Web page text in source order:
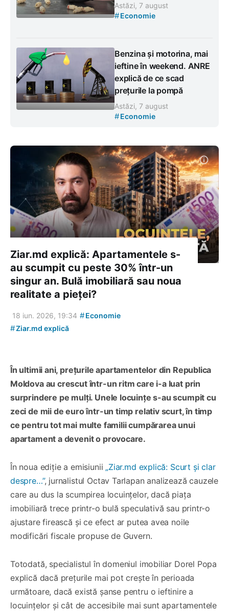
Astăzi, 7 august
#Economie
Benzina și motorina, mai
ieftine în weekend. ANRE
explică de ce scad
prețurile la pompă
Astăzi, 7 august
#Economie
Ziar.md explică: Apartamentele s-
au scumpit cu peste 30% într-un
singur an. Bulă imobiliară sau noua
realitate a pieței?
18 iun. 2026, 19:34 #Economie
#Ziar.md explică
În ultimii ani, prețurile apartamentelor din Republica
Moldova au crescut într-un ritm care i-a luat prin
surprindere pe mulți. Unele locuințe s-au scumpit cu
zeci de mii de euro într-un timp relativ scurt, în timp
ce pentru tot mai multe familii cumpărarea unui
apartament a devenit o provocare.
În noua ediție a emisiunii „Ziar.md explică: Scurt și clar
despre…”, jurnalistul Octav Tarlapan analizează cauzele
care au dus la scumpirea locuințelor, dacă piața
imobiliară trece printr-o bulă speculativă sau printr-o
ajustare firească și ce efect ar putea avea noile
modificări fiscale propuse de Guvern.
Totodată, specialistul în domeniul imobiliar Dorel Popa
explică dacă prețurile mai pot crește în perioada
următoare, dacă există șanse pentru o ieftinire a
locuințelor și cât de accesibile mai sunt apartamentele